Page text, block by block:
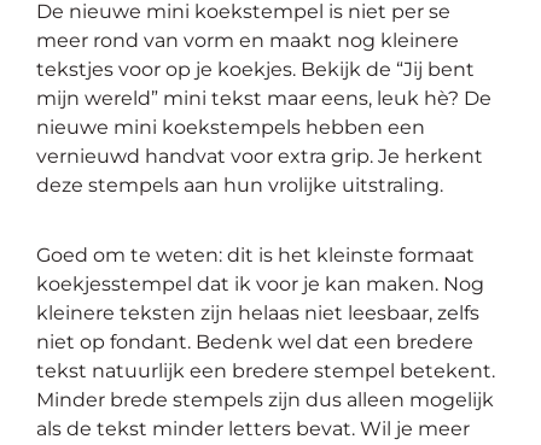
De nieuwe mini koekstempel is niet per se
meer rond van vorm en maakt nog kleinere
tekstjes voor op je koekjes. Bekijk de “Jij bent
mijn wereld” mini tekst maar eens, leuk hè? De
nieuwe mini koekstempels hebben een
vernieuwd handvat voor extra grip. Je herkent
deze stempels aan hun vrolijke uitstraling.
Goed om te weten: dit is het kleinste formaat
koekjesstempel dat ik voor je kan maken. Nog
kleinere teksten zijn helaas niet leesbaar, zelfs
niet op fondant. Bedenk wel dat een bredere
tekst natuurlijk een bredere stempel betekent.
Minder brede stempels zijn dus alleen mogelijk
als de tekst minder letters bevat. Wil je meer